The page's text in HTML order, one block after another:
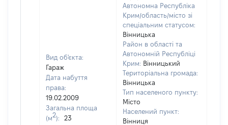
Вид об'єкта:
Гараж
Дата набуття
права:
19.02.2009
Загальна площа
(м2):
23
Автономна Республіка
Крим/область/місто зі
спеціальним статусом:
Вінницька
Район в області та
Автономній Республіці
Крим: Вінницький
Територіальна громада:
Вінницька
Тип населеного пункту:
Місто
Населений пункт:
Вінниця